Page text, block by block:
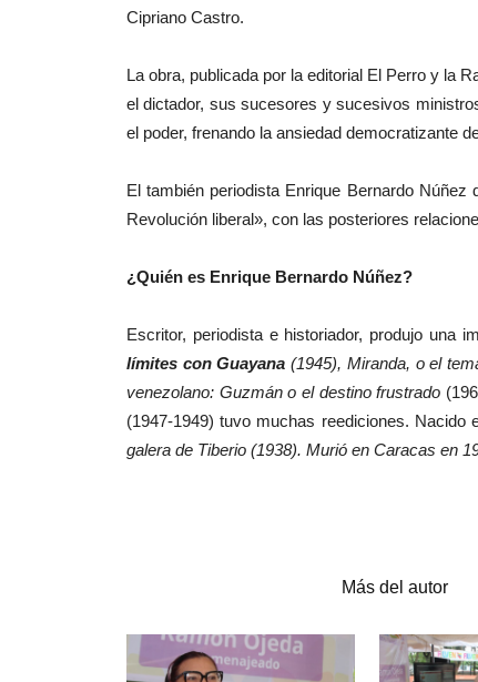
Cipriano Castro.
La obra, publicada por la editorial El Perro y la
el dictador, sus sucesores y sucesivos
el poder, frenando la ansiedad democratizante
El también periodista Enrique Bernardo
Revolución liberal», con las posteriores
¿Quién es Enrique Bernardo Núñez?
Escritor, periodista e historiador, produjo una
límites con Guayana (1945), Miranda, o el
venezolano: Guzmán o el destino frustrado
(1947-1949) tuvo muchas reediciones. Nacido
galera de Tiberio (1938). Murió en Caracas en
Más del autor